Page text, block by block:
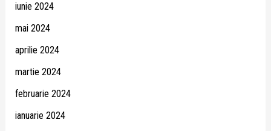
iunie 2024
mai 2024
aprilie 2024
martie 2024
februarie 2024
ianuarie 2024